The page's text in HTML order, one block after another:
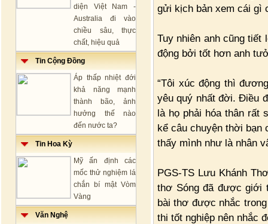
diện Việt Nam -
Australia đi vào
chiều sâu, thực
chất, hiệu quả
Tin Cộng Đồng
Áp thấp nhiệt đới
khả năng mạnh
thành bão, ảnh
hưởng thế nào
đến nước ta?
Tin Hoa Kỳ
Mỹ ấn định các
mốc thử nghiệm lá
chắn bí mật Vòm
Vàng
Văn Nghệ
gửi kịch bản xem cái gì
Tuy nhiên anh cũng
động bởi tốt hơn anh
“Tôi xúc động thì
yêu quý nhất đời. Điều
là họ phải hóa thân rất
kể câu chuyện thời
thấy mình như là nhân
PGS-TS Lưu Khánh
thơ Sóng đã được giới
bài thơ được nhắc
thi tốt nghiệp nên nhắc